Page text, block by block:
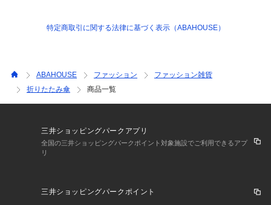
特定商取引に関する法律に基づく表示（ABAHOUSE）
ABAHOUSE ファッション
ファッション雑貨
折りたたみ傘
商品一覧
三井ショッピングパークアプリ
全国の三井ショッピングパークポイント対象施設でご利用できるアプ
リ
三井ショッピングパークポイント